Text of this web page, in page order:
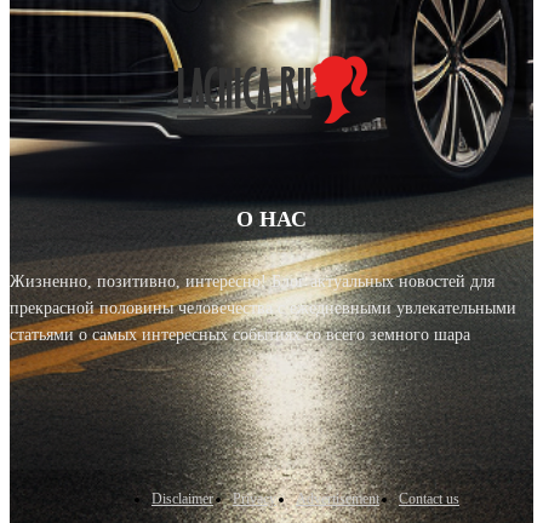
О НАС
Жизненно, позитивно, интересно! Блог актуальных новостей для
прекрасной половины человечества с ежедневными увлекательными
статьями о самых интересных событиях со всего земного шара
Disclaimer Privacy Advertisement Contact us